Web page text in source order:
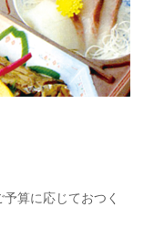
算に応じておつく